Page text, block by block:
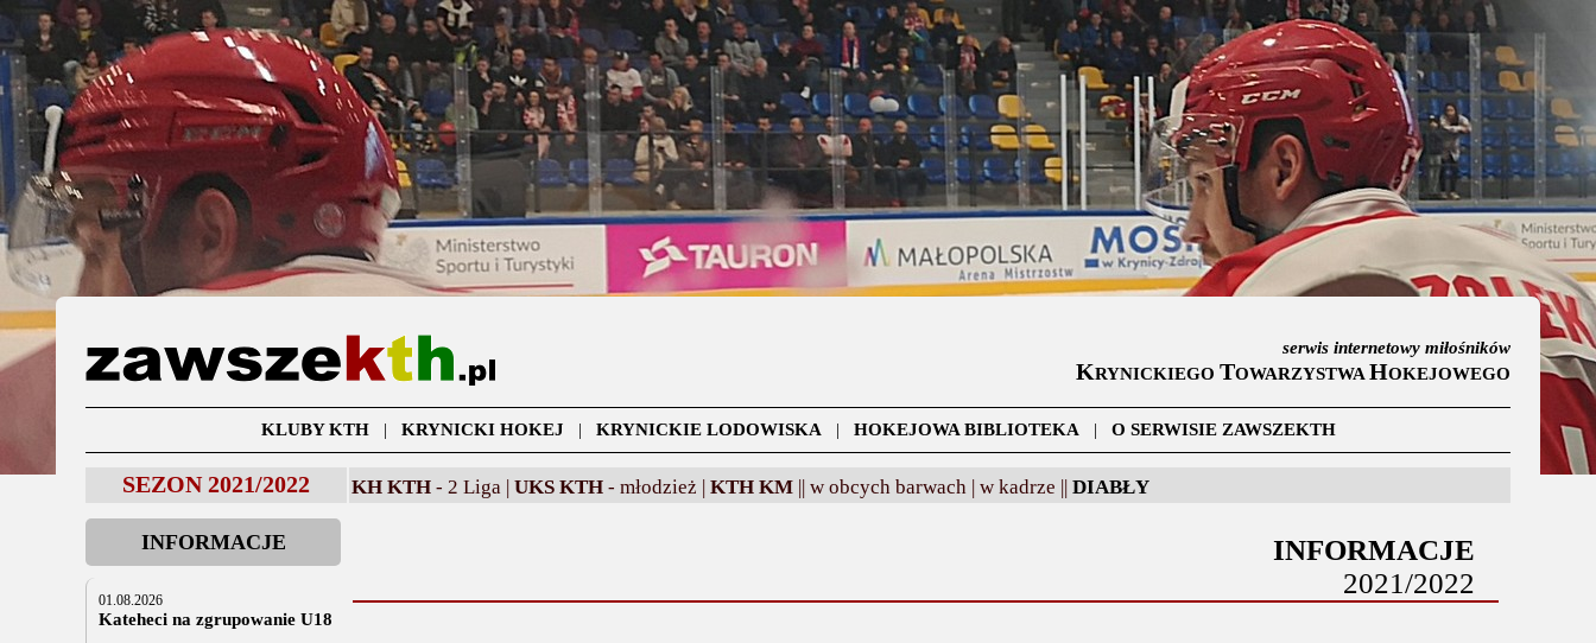
serwis internetowy miłośników
KRYNICKIEGO TOWARZYSTWA HOKEJOWEGO
KLUBY KTH| KRYNICKI HOKEJ | KRYNICKIE LODOWISKA | HOKEJOWA BIBLIOTEKA | O SERWISIE ZAWSZEKTH
SEZON 2021/2022 KH KTH - 2 Liga | UKS KTH - młodzież | KTH KM || w obcych barwach | w kadrze || DIABŁY
INFORMACJE
01.08.2026
Kateheci na zgrupowanie U18
INFORMACJE
2021/2022